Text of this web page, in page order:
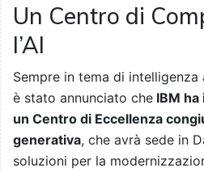
Un Centro di
l’AI
Sempre in tema di
è stato annunciato che IBM
un Centro di Eccellenza
generativa, che avrà sede in
soluzioni per la